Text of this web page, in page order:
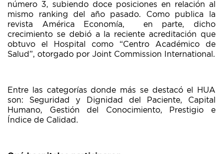
número 3, subiendo doce posiciones en relación al
mismo ranking del año pasado. Como publica la
revista América Economía, en parte, dicho
crecimiento se debió a la reciente acreditación que
obtuvo el Hospital como “Centro Académico de
Salud”, otorgado por Joint Commission International.
Entre las categorías donde más se destacó el HUA
son: Seguridad y Dignidad del Paciente, Capital
Humano, Gestión del Conocimiento, Prestigio e
Índice de Calidad.